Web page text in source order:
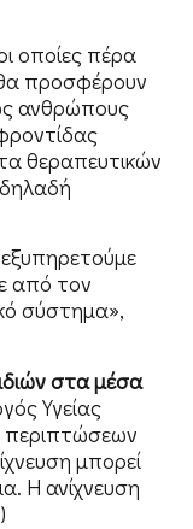
οποίες πέρα
προσφέρουν
ανθρώπους
θεραπευτικών
από τον
σύστημα»,
στα μέσα
Υγείας
περιπτώσεων
μπορεί
Η ανίχνευση